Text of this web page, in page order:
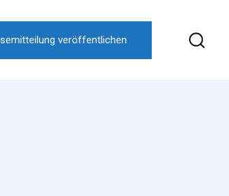
veröffentlichen